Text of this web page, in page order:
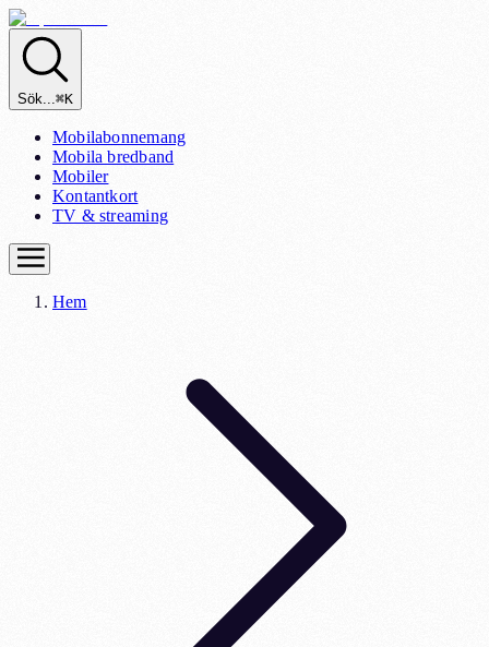
Sök...⌘K
Mobilabonnemang
Mobila bredband
Mobiler
Kontantkort
TV & streaming
Hem